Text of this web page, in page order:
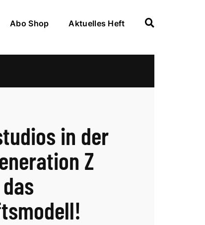
Abo Shop Aktuelles Heft
in der
Z